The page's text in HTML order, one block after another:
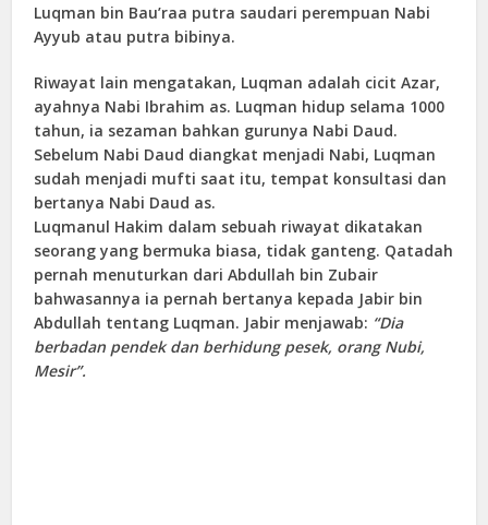
Luqman bin Bau’raa putra saudari perempuan Nabi
Ayyub atau putra bibinya.
Riwayat lain mengatakan, Luqman adalah cicit Azar,
ayahnya Nabi Ibrahim as. Luqman hidup selama 1000
tahun, ia sezaman bahkan gurunya Nabi Daud.
Sebelum Nabi Daud diangkat menjadi Nabi, Luqman
sudah menjadi mufti saat itu, tempat konsultasi dan
bertanya Nabi Daud as.
Luqmanul Hakim dalam sebuah riwayat dikatakan
seorang yang bermuka biasa, tidak ganteng. Qatadah
pernah menuturkan dari Abdullah bin Zubair
bahwasannya ia pernah bertanya kepada Jabir bin
Abdullah tentang Luqman. Jabir menjawab: “Dia
berbadan pendek dan berhidung pesek, orang Nubi,
Mesir”.